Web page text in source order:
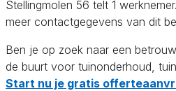
Stellingmolen 56 telt 1
meer contactgegevens van dit
Ben je op zoek naar een
de buurt voor tuinonderhoud,
Start nu je gratis